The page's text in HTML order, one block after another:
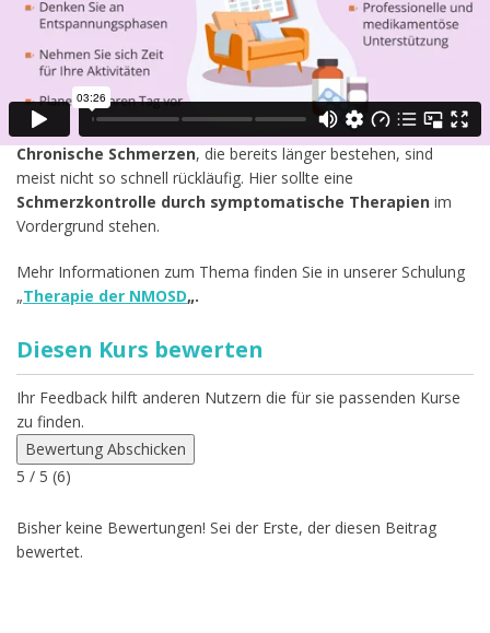
Akute Schmerzen
treten häufig gemeinsam mit einem Schub
auf und entwickeln sich innerhalb kurzer Zeit. Diese Schmerzen
sind meist durch eine wirksame
Schubtherapie
behandelbar. Jedoch kann es manchmal mehrere Wochen
dauern, bis der Schmerz vollständig verschwunden ist.
Chronische Schmerzen, die bereits länger bestehen, sind
meist nicht so schnell rückläufig. Hier sollte eine
Schmerzkontrolle durch symptomatische Therapien im
Vordergrund stehen.
Mehr Informationen zum Thema finden Sie in unserer Schulung
„Therapie der NMOSD„.
Diesen Kurs bewerten
Ihr Feedback hilft anderen Nutzern die für sie passenden Kurse
zu finden.
Bewertung Abschicken
5 / 5 (6)
Bisher keine Bewertungen! Sei der Erste, der diesen Beitrag
bewertet.